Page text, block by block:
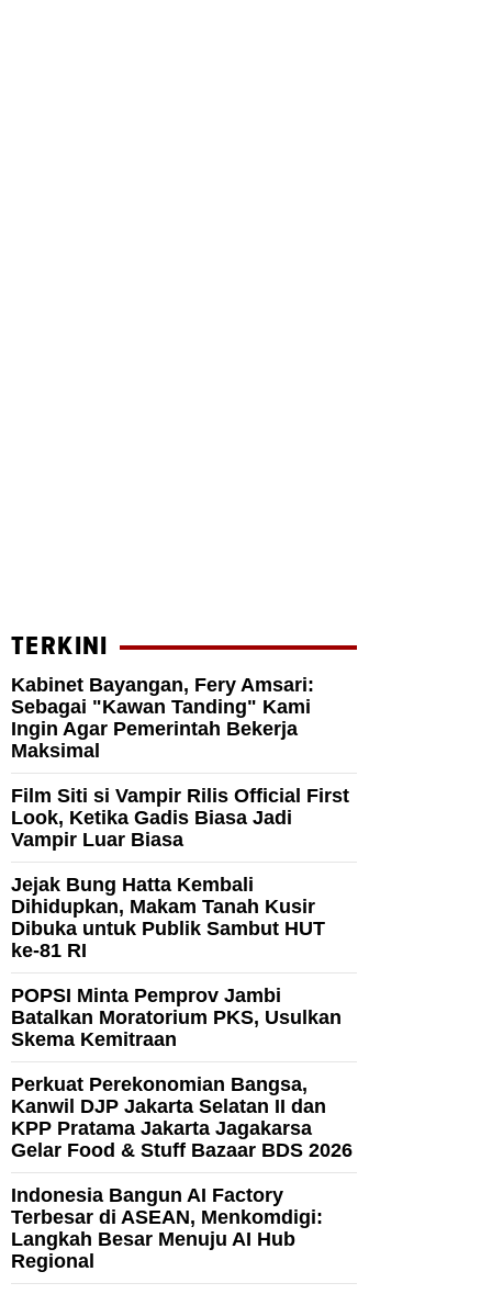
TERKINI
Kabinet Bayangan, Fery Amsari:
Sebagai "Kawan Tanding" Kami
Ingin Agar Pemerintah Bekerja
Maksimal
Film Siti si Vampir Rilis Official First
Look, Ketika Gadis Biasa Jadi
Vampir Luar Biasa
Jejak Bung Hatta Kembali
Dihidupkan, Makam Tanah Kusir
Dibuka untuk Publik Sambut HUT
ke-81 RI
POPSI Minta Pemprov Jambi
Batalkan Moratorium PKS, Usulkan
Skema Kemitraan
Perkuat Perekonomian Bangsa,
Kanwil DJP Jakarta Selatan II dan
KPP Pratama Jakarta Jagakarsa
Gelar Food & Stuff Bazaar BDS 2026
Indonesia Bangun AI Factory
Terbesar di ASEAN, Menkomdigi:
Langkah Besar Menuju AI Hub
Regional